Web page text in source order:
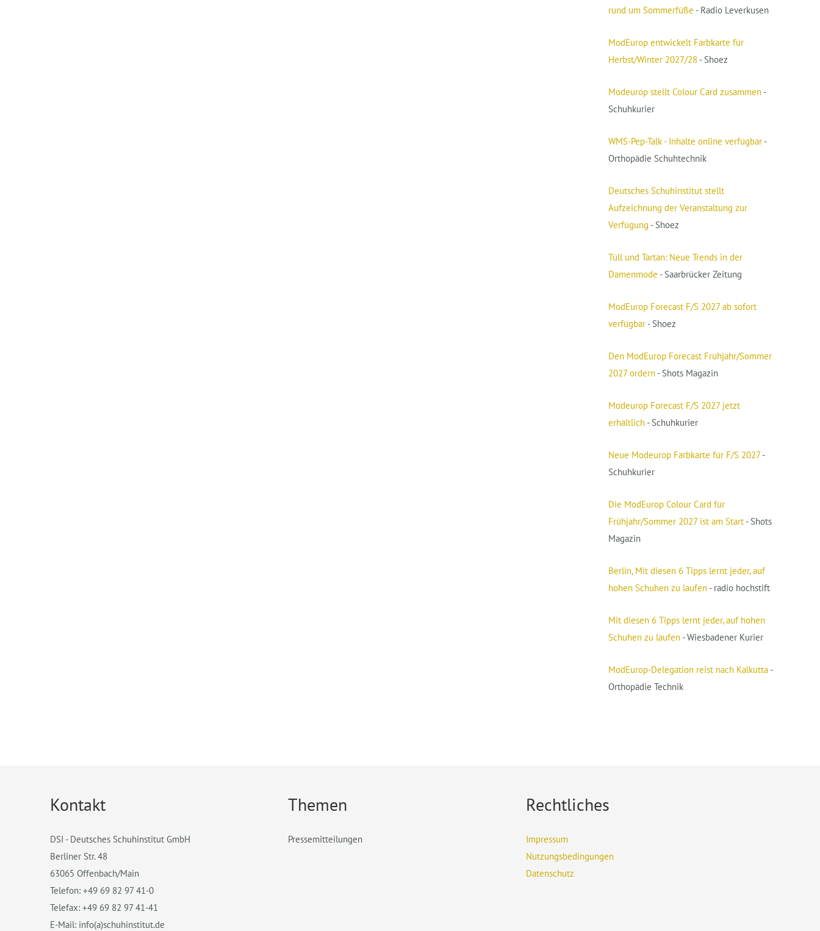
rund um Sommerfüße - Radio Leverkusen
ModEurop entwickelt Farbkarte für
Herbst/Winter 2027/28 - Shoez
Modeurop stellt Colour Card zusammen -
Schuhkurier
WMS-Pep-Talk - Inhalte online verfügbar -
Orthopädie Schuhtechnik
Deutsches Schuhinstitut stellt
Aufzeichnung der Veranstaltung zur
Verfügung - Shoez
Tüll und Tartan: Neue Trends in der
Damenmode - Saarbrücker Zeitung
ModEurop Forecast F/S 2027 ab sofort
verfügbar - Shoez
Den ModEurop Forecast Frühjahr/Sommer
2027 ordern - Shots Magazin
Modeurop Forecast F/S 2027 jetzt
erhältlich - Schuhkurier
Neue Modeurop Farbkarte für F/S 2027-
Schuhkurier
Die ModEurop Colour Card für
Frühjahr/Sommer 2027 ist am Start - Shots
Magazin
Berlin, Mit diesen 6 Tipps lernt jeder, auf
hohen Schuhen zu laufen - radio hochstift
Mit diesen 6 Tipps lernt jeder, auf hohen
Schuhen zu laufen - Wiesbadener Kurier
ModEurop-Delegation reist nach Kalkutta -
Orthopädie Technik
Kontakt
DSI - Deutsches Schuhinstitut GmbH
Berliner Str. 48
63065 Offenbach/Main
Telefon: +49 69 82 97 41-0
Telefax: +49 69 82 97 41-41
E-Mail: info(a)schuhinstitut.de
Themen
Pressemitteilungen
Rechtliches
Impressum
Nutzungsbedingungen
Datenschutz